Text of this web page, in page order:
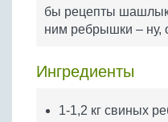
Бобовые
Яйца
бы рецепты
ним ребрышки – ну,
Ингредиенты
1-1,2 кг свиных